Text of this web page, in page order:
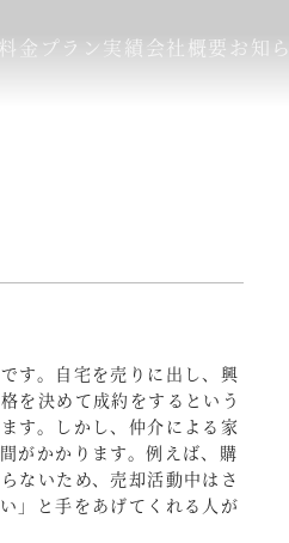
料金プラン実績 会社概要お知
す。自宅を売りに出し、興
を決めて成約をするという
す。しかし、仲介による家
がかかります。例えば、購
ないため、売却活動中はさ
」と手をあげてくれる人が